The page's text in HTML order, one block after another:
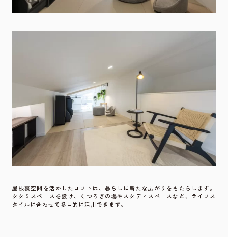
屋根裏空間を活かしたロフトは、暮らしに新たな広がりをもたらします。
タタミスペースを設け、くつろぎの場やスタディスペースなど、ライフス
タイルに合わせて多目的に活用できます。